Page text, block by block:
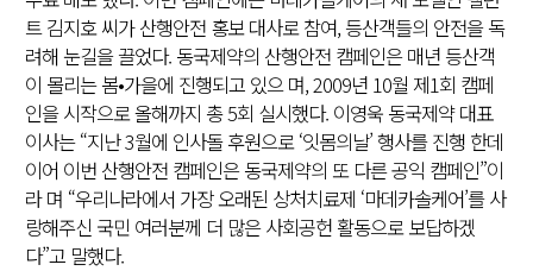
트 김지호 씨가 산행안전 홍보 대사로 참여, 등산객들의 안전을 독
려해 눈길을 끌었다. 동국제약의 산행안전 캠페인은 매년 등산객
이 몰리는 봄•가을에 진행되고 있으 며, 2009년 10월 제1회 캠페
인을 시작으로 올해까지 총 5회 실시했다. 이영욱 동국제약 대표
이사는 “지난 3월에 인사돌 후원으로 ‘잇몸의날’ 행사를 진행 한데
이어 이번 산행안전 캠페인은 동국제약의 또 다른 공익 캠페인”이
라 며 “우리나라에서 가장 오래된 상처치료제 ‘마데카솔케어’를 사
랑해주신 국민 여러분께 더 많은 사회공헌 활동으로 보답하겠
다”고 말했다.